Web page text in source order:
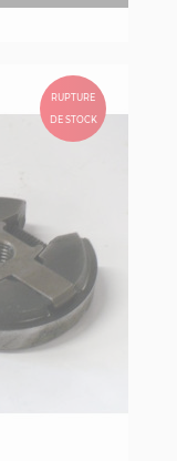
RUPTURE
DE STOCK